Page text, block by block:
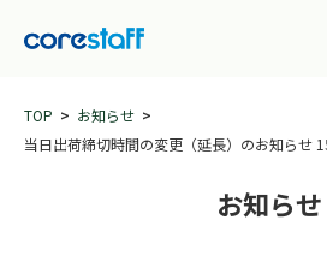
TOP
お知らせ
当日出荷締切時間の変更（延長）のお知らせ
お知らせ